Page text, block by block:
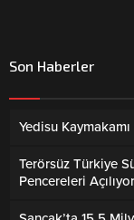
Son Haberler
Yedisu
Terörsüz Türkiye
Pencereleri Açılıyor